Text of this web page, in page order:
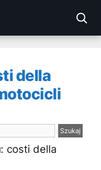
della
costi della